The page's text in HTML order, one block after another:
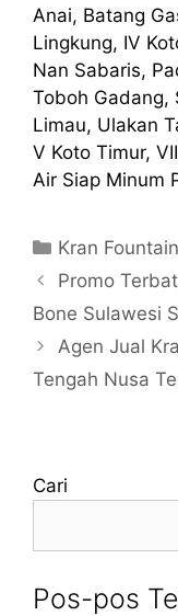
Anai, Batang
Lingkung, IV
Nan Sabaris,
Toboh Gadang,
Limau, Ulakan
V Koto Timur,
Air Siap Minum
Kategori
Kran Fountain
Promo
Bone Sulawesi
Agen Jual
Tengah Nusa
Cari
Pos-pos